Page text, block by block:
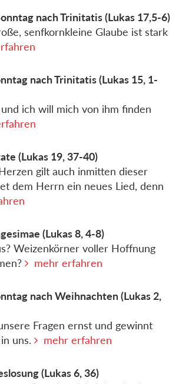
nach Trinitatis(Lukas 17,5-6)
senfkornkleine Glaube ist stark
nach Trinitatis(Lukas 15, 1-
ich will mich von ihm finden
(Lukas 19, 37-40)
gilt auch inmitten dieser
dem Herrn ein neues Lied, denn
(Lukas 8, 4-8)
Weizenkörner voller Hoffnung
mehr erfahren
nach Weihnachten(Lukas 2,
Fragen ernst und gewinnt
uns.
mehr erfahren
(Lukas 6, 36)